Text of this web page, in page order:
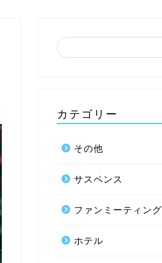
カテゴリー
その他
サスペンス
ファンミーティング
ホテル